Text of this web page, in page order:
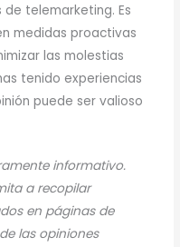
telemarketing. Es
medidas proactivas
las molestias
tenido experiencias
puede ser valioso
informativo.
a recopilar
en páginas de
las opiniones